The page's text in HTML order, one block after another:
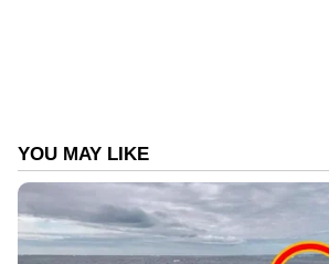
യോഗ്യതനേടും. ഇന്ത്യ
ജൂലൈ 29ന് ഓസ്‌ട്രേലിയയെ